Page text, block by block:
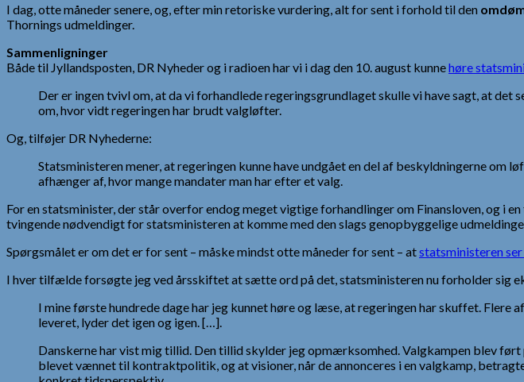
I dag, otte måneder senere, og, efter min retoriske vurdering, alt for sent i forhold til den
Thornings udmeldinger.
Sammenligninger
Både til Jyllandsposten, DR Nyheder og i radioen har vi i dag den 10. august kunnehøre
Der er ingen tvivl om, at da vi forhandlede regeringsgrundlaget skulle vi have sagt, at
om, hvor vidt regeringen har brudt valgløfter.
Og, tilføjer DR Nyhederne:
Statsministeren mener, at regeringen kunne have undgået en del af beskyldningerne
afhænger af, hvor mange mandater man har efter et valg.
For en statsminister, der står overfor endog meget vigtige forhandlinger om Finansloven, og
tvingende nødvendigt for statsministeren at komme med den slags genopbyggelige
Spørgsmålet er om det er for sent – måske mindst otte måneder for sent – atstatsministeren
I hver tilfælde forsøgte jeg ved årsskiftet at sætte ord på det, statsministeren nu forholder sig
I mine første hundrede dage har jeg kunnet høre og læse, at regeringen har skuffet.
leveret, lyder det igen og igen. […].
Danskerne har vist mig tillid. Den tillid skylder jeg opmærksomhed. Valgkampen blev
blevet vænnet til kontraktpolitik, og at visioner, når de annonceres i en valgkamp,